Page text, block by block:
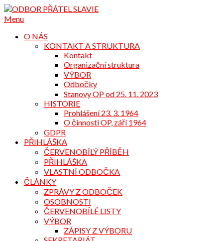
Přejdi
na
Menu
O NÁS
KONTAKT A STRUKTURA
Kontakt
Organizační struktura
VÝBOR
Odbočky
Stanovy OP od 25. 11. 2023
HISTORIE
Prohlášení 23. 3. 1964
O činnosti OP, září 1964
GDPR
PŘIHLÁŠKA
ČERVENOBÍLÝ PŘÍBĚH
PŘIHLÁŠKA
VLASTNÍ ODBOČKA
ČLÁNKY
ZPRÁVY Z ODBOČEK
OSOBNOSTI
ČERVENOBÍLÉ LISTY
VÝBOR
ZÁPISY Z VÝBORU